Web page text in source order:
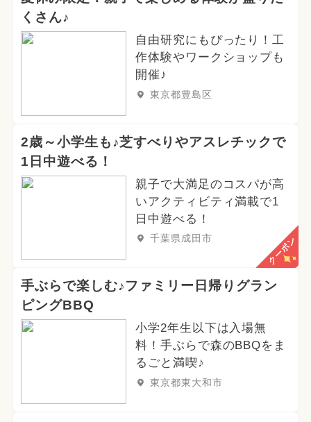
くさん♪
自由研究にもぴったり！工
作体験やワークショップも
開催♪
東京都豊島区
2歳～小学生も♪芝すべりやアスレチックで
1日中遊べる！
親子で大満足のコスパが高
いアクティビティ満載で1
日中遊べる！
千葉県成田市 クーポン
手ぶらで楽しむ♪ファミリー日帰りグラン
ピングBBQ
小学2年生以下は入場無
料！手ぶらで森のBBQをま
るごと満喫♪
東京都東大和市